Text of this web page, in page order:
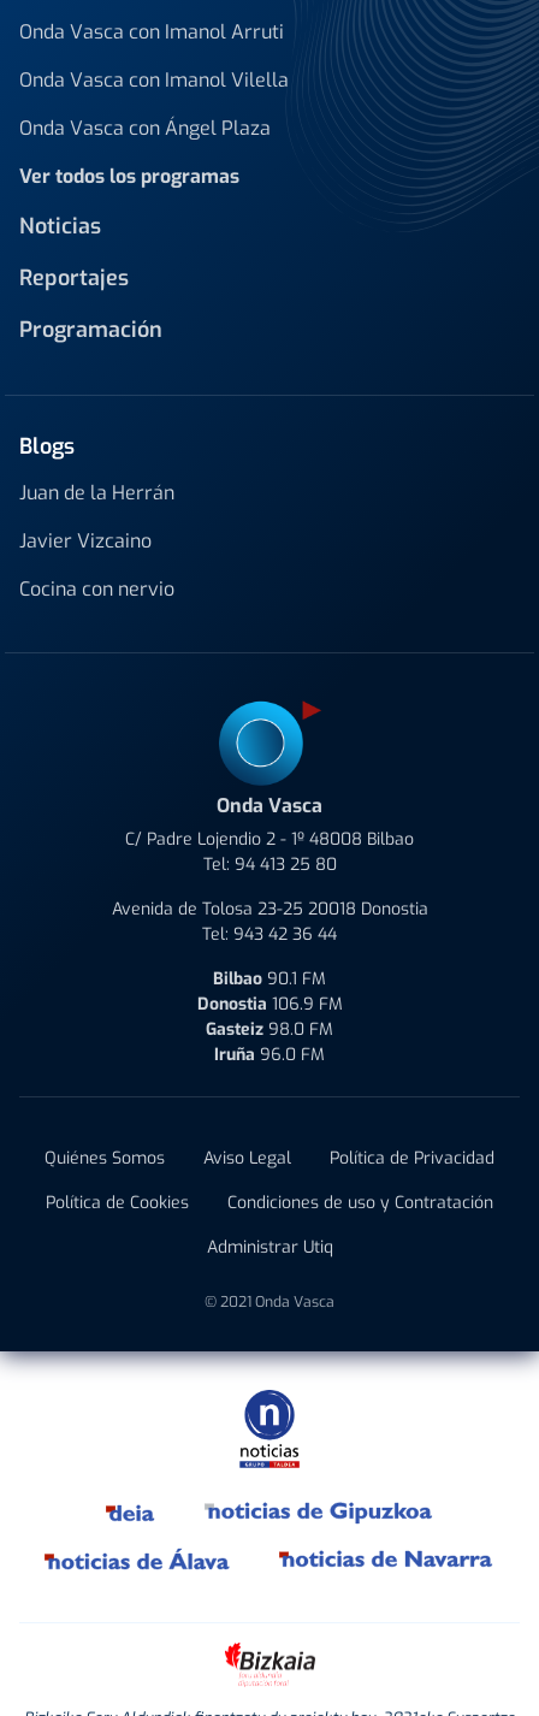
Onda Vasca con Imanol Arruti
Onda Vasca con Imanol Vilella
Onda Vasca con Ángel Plaza
Ver todos los programas
Noticias
Reportajes
Programación
Blogs
Juan de la Herrán
Javier Vizcaino
Cocina con nervio
Onda Vasca
C/ Padre Lojendio 2 - 1º 48008 Bilbao
Tel: 94 413 25 80
Avenida de Tolosa 23-25 20018 Donostia
Tel: 943 42 36 44
Bilbao 90.1 FM
Donostia 106.9 FM
Gasteiz 98.0 FM
Iruña 96.0 FM
Quiénes Somos Aviso Legal
Política de Privacidad
Política de Cookies
Condiciones de uso y Contratación
Administrar Utiq
© 2021 Onda Vasca